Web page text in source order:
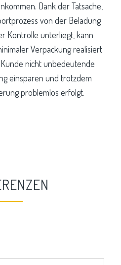
Dank der Tatsache,
von der Beladung
Kontrolle unterliegt, kann
Verpackung realisiert
nicht unbedeutende
einsparen und trotzdem
problemlos erfolgt.